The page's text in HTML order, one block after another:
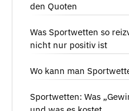
den Quoten
Was Sportwetten so
nicht nur positiv ist
Wo kann man
Sportwetten: Was